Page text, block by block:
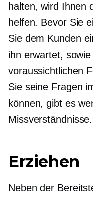
halten, wird Ihnen
helfen. Bevor Sie
Sie dem Kunden
ihn erwartet,
voraussichtlichen
Sie seine Fragen
können, gibt es
Missverständnisse.
Erziehen
Neben der